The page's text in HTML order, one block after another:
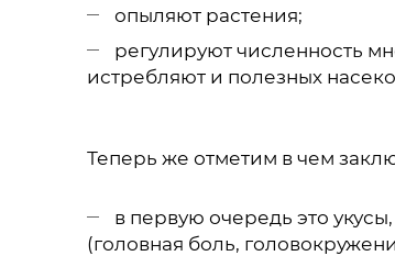
опыляют растения;
регулируют численность
истребляют и полезных
Теперь же отметим в чем
в первую очередь это
(головная боль,